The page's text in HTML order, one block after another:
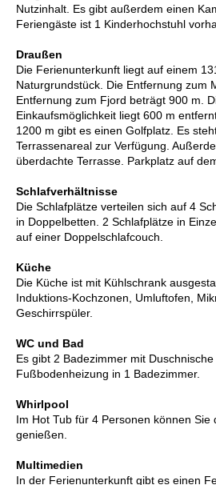
Nutzinhalt. Es gibt außerdem einen
Feriengäste ist 1 Kinderhochstuhl
Draußen
Die Ferienunterkunft liegt auf einem
Naturgrundstück. Die Entfernung zum
Entfernung zum Fjord beträgt 900 m.
Einkaufsmöglichkeit liegt 600 m
1200 m gibt es einen Golfplatz. Es
Terrassenareal zur Verfügung.
überdachte Terrasse. Parkplatz auf
Schlafverhältnisse
Die Schlafplätze verteilen sich auf 4
in Doppelbetten. 2 Schlafplätze in
auf einer Doppelschlafcouch.
Küche
Die Küche ist mit Kühlschrank
Induktions-Kochzonen, Umluftofen,
Geschirrspüler.
WC und Bad
Es gibt 2 Badezimmer mit
Fußbodenheizung in 1 Badezimmer.
Whirlpool
Im Hot Tub für 4 Personen können Sie
genießen.
Multimedien
In der Ferienunterkunft gibt es einen